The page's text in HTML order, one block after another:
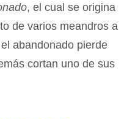
, el cual se origina
de varios meandros a
abandonado pierde
cortan uno de sus